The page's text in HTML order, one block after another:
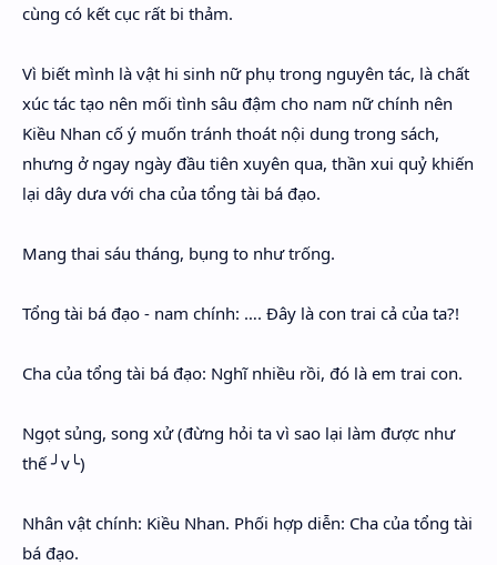
cùng có kết cục rất bi thảm.
Vì biết mình là vật hi sinh nữ phụ trong nguyên tác, là chất
xúc tác tạo nên mối tình sâu đậm cho nam nữ chính nên
Kiều Nhan cố ý muốn tránh thoát nội dung trong sách,
nhưng ở ngay ngày đầu tiên xuyên qua, thần xui quỷ khiến
lại dây dưa với cha của tổng tài bá đạo.
Mang thai sáu tháng, bụng to như trống.
Tổng tài bá đạo - nam chính: …. Đây là con trai cả của ta?!
Cha của tổng tài bá đạo: Nghĩ nhiều rồi, đó là em trai con.
Ngọt sủng, song xử (đừng hỏi ta vì sao lại làm được như
thế ╯v╰)
Nhân vật chính: Kiều Nhan. Phối hợp diễn: Cha của tổng tài
bá đạo.